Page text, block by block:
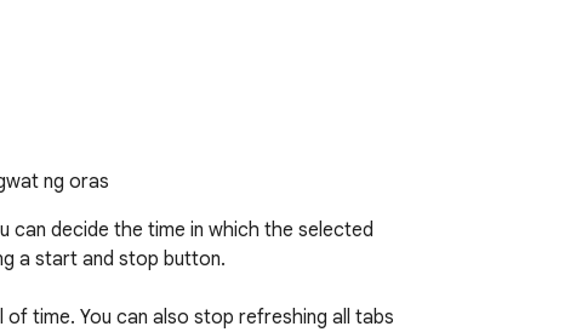
ng oras
can decide the time in which the selected
a start and stop button.
time. You can also stop refreshing all tabs